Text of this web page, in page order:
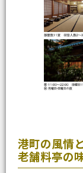
港町の風情
老舗料亭の